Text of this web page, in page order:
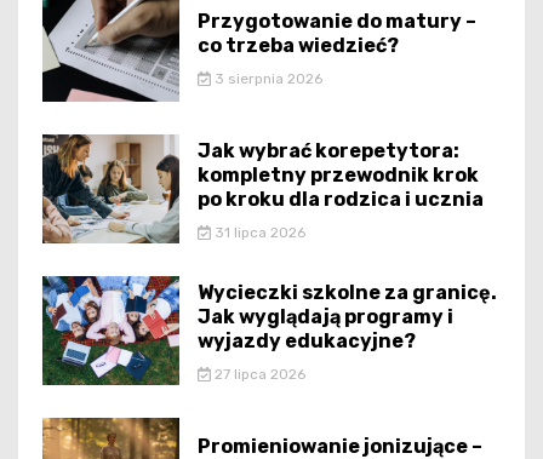
Przygotowanie do matury –
co trzeba wiedzieć?
3 sierpnia 2026
Jak wybrać korepetytora:
kompletny przewodnik krok
po kroku dla rodzica i ucznia
31 lipca 2026
Wycieczki szkolne za granicę.
Jak wyglądają programy i
wyjazdy edukacyjne?
27 lipca 2026
Promieniowanie jonizujące –